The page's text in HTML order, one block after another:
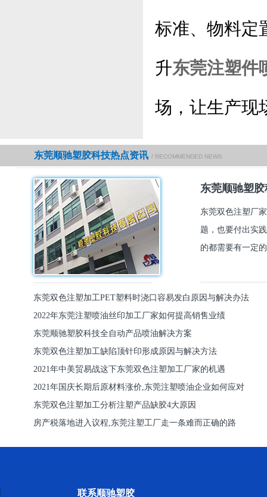
标准、物料定
升东莞注塑件
场，让生产现
东莞顺驰塑胶科技热点资讯 / RECOMMENDED NEWS
东莞顺驰塑
东莞双色注塑厂
题，也要付出实
的都需要有一定
东莞双色注塑加工PET塑料时浇口容易发白原因与解决办法
2022年东莞注塑喷油丝印加工厂家如何提高销售业绩
东莞顺驰塑胶科技全自动产品喷油解决方案
东莞双色注塑加工缺陷顶针印形成原因与解决方法
2021年中美贸易战这下东莞双色注塑加工厂家的机遇
2021年国庆长期后原材料涨价,东莞注塑喷油企业如何应对
东莞双色注塑加工分析注塑产品缺胶4大原因
房产税落地进入议程,东莞注塑工厂走一条难而正确的路
联系顺驰塑胶